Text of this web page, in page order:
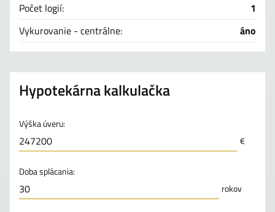
Počet logií:
1
Vykurovanie - centrálne:
áno
Hypotekárna kalkulačka
Výška úveru:
€
Doba splácania:
rokov